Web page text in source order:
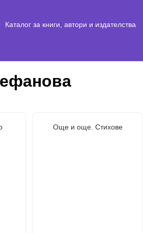
Каталог за книги, автори и издателства
Още и още. Стихове